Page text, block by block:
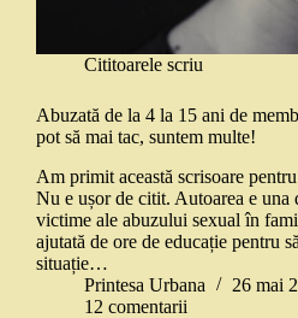
Cititoarele scriu
Abuzată de la 4 la 15 ani de
pot să mai tac, suntem multe!
Am primit această scrisoare
Nu e ușor de citit. Autoarea e una
victime ale abuzului sexual în
ajutată de ore de educație pentru
situație…
Printesa Urbana
26 mai
12 comentarii